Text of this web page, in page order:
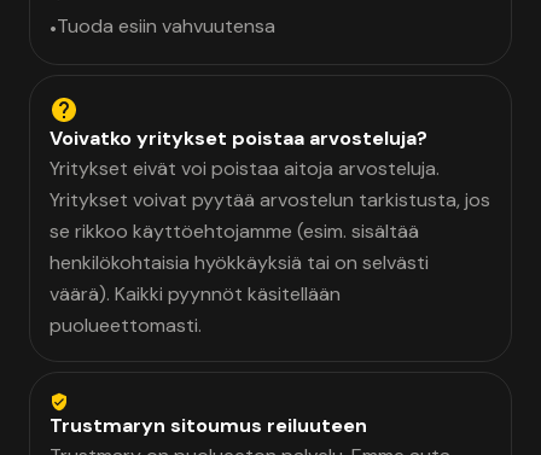
•Tuoda esiin vahvuutensa
Voivatko yritykset poistaa arvosteluja?
Yritykset eivät voi poistaa aitoja arvosteluja.
Yritykset voivat pyytää arvostelun tarkistusta, jos
se rikkoo käyttöehtojamme (esim. sisältää
henkilökohtaisia hyökkäyksiä tai on selvästi
väärä). Kaikki pyynnöt käsitellään
puolueettomasti.
Trustmaryn sitoumus reiluuteen